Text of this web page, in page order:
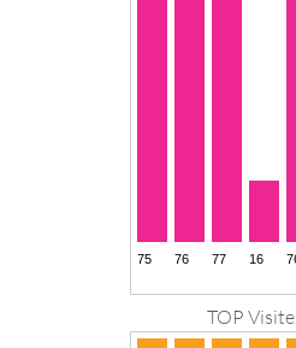
TOP Visite